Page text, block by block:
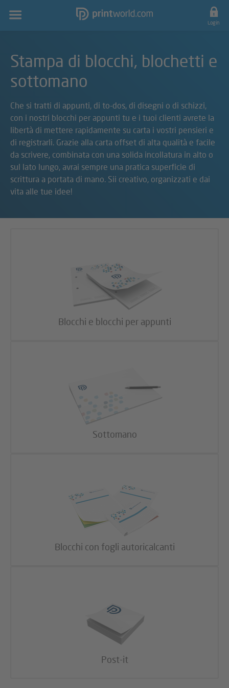
Navigazione
principale Login
Stampa di blocchi, blochetti e
sottomano
Che si tratti di appunti, di to-dos, di disegni o di schizzi,
con i nostri blocchi per appunti tu e i tuoi clienti avrete la
libertà di mettere rapidamente su carta i vostri pensieri e
di registrarli. Grazie alla carta offset di alta qualità e facile
da scrivere, combinata con una solida incollatura in alto o
sul lato lungo, avrai sempre una pratica superficie di
scrittura a portata di mano. Sii creativo, organizzati e dai
vita alle tue idee!
Blocchi e blocchi per appunti
Sottomano
Blocchi con fogli autoricalcanti
Post-it